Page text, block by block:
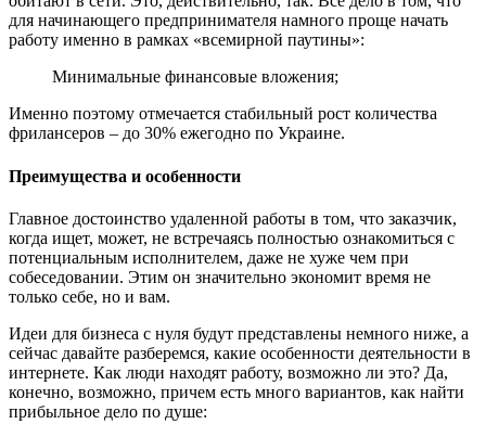
для начинающего предпринимателя намного проще начать
работу именно в рамках «всемирной паутины»:
Минимальные финансовые вложения;
Именно поэтому отмечается стабильный рост количества
фрилансеров – до 30% ежегодно по Украине.
Преимущества и особенности
Главное достоинство удаленной работы в том, что заказчик,
когда ищет, может, не встречаясь полностью ознакомиться с
потенциальным исполнителем, даже не хуже чем при
собеседовании. Этим он значительно экономит время не
только себе, но и вам.
Идеи для бизнеса с нуля будут представлены немного ниже, а
сейчас давайте разберемся, какие особенности деятельности в
интернете. Как люди находят работу, возможно ли это? Да,
конечно, возможно, причем есть много вариантов, как найти
прибыльное дело по душе: